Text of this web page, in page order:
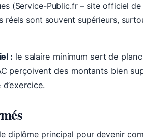
(Service-Public.fr – site officiel de
réels sont souvent supérieurs,
: le salaire minimum sert de
perçoivent des montants bien
diplôme principal pour devenir